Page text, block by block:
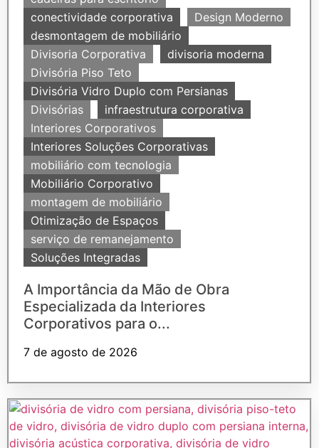
conectividade corporativa
Design Moderno
desmontagem de mobiliário
Divisoria Corporativa
divisoria moderna
Divisória Piso Teto
Divisória Vidro Duplo com Persianas
Divisórias
infraestrutura corporativa
Interiores Corporativos
Interiores Soluções Corporativas
mobiliário com tecnologia
Mobiliário Corporativo
montagem de mobiliário
Otimização de Espaços
serviço de remanejamento
Soluções Integradas
A Importância da Mão de Obra
Especializada da Interiores
Corporativos para o...
7 de agosto de 2026